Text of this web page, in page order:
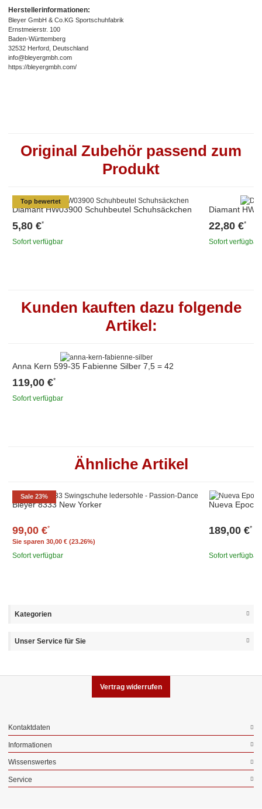
Herstellerinformationen:
Bleyer GmbH & Co.KG Sportschuhfabrik
Ernstmeierstr. 100
Baden-Württemberg
32532 Herford, Deutschland
info@bleyergmbh.com
https://bleyergmbh.com/
Original Zubehör passend zum
Produkt
Top bewertet
Diamant HW03900 Schuhbeutel Schuhsäckchen
5,80 €*
Sofort verfügbar
Diamant
22,80 €*
Sofort verfügbar
Kunden kauften dazu folgende
Artikel:
Anna Kern 599-35 Fabienne Silber 7,5 = 42
119,00 €*
Sofort verfügbar
Ähnliche Artikel
Sale 23%
Bleyer 8333 New Yorker
99,00 €*
Sie sparen 30,00 € (23.26%)
Sofort verfügbar
Nueva Epoca
189,00 €*
Sofort verfügbar
Kategorien
Unser Service für Sie
Vertrag widerrufen
Kontaktdaten
Informationen
Wissenswertes
Service